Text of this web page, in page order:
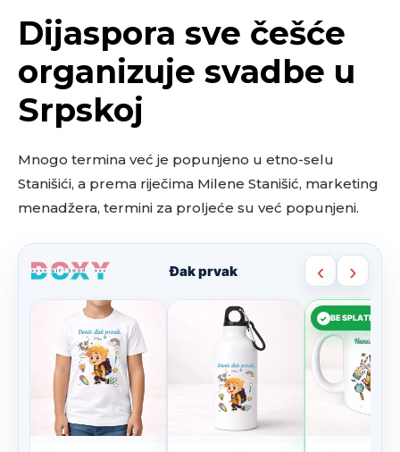
Dijaspora sve češće
organizuje svadbe u
Srpskoj
Mnogo termina već je popunjeno u etno-selu
Stanišići, a prema riječima Milene Stanišić, marketing
menadžera, termini za proljeće su već popunjeni.